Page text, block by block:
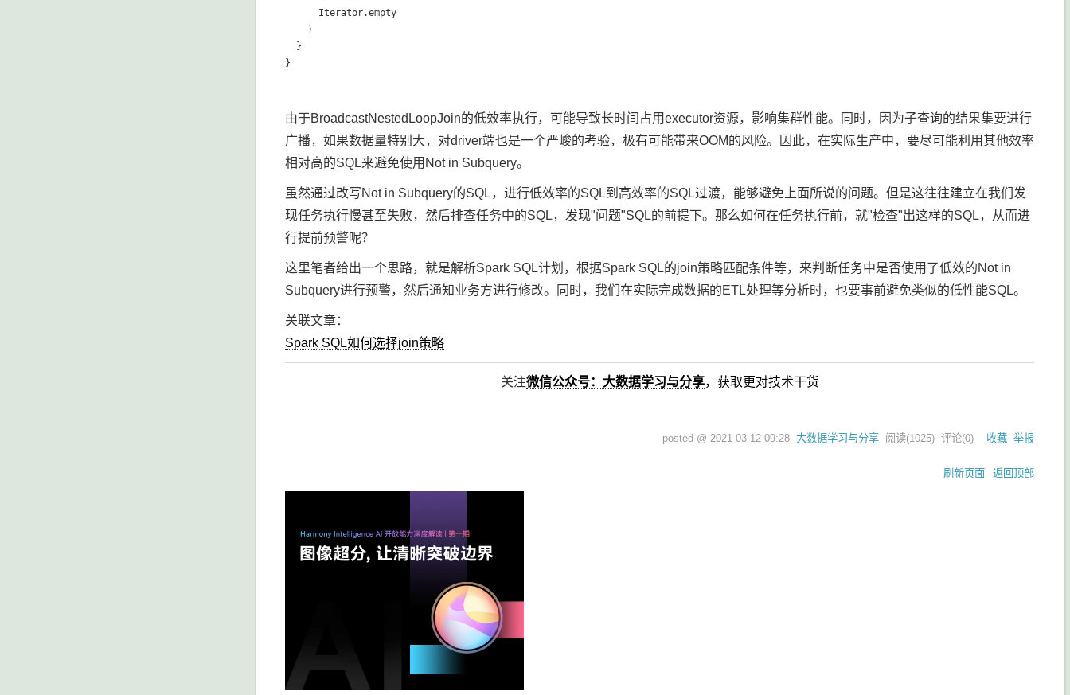
      Iterator.empty
    }
  }
由于BroadcastNestedLoopJoin的低效率执行，可能导致长时间占用executor资源，影响集群性能。同时，因为子查询的结果集要进行
广播，如果数据量特别大，对driver端也是一个严峻的考验，极有可能带来OOM的风险。因此，在实际生产中，要尽可能利用其他效率
相对高的SQL来避免使用Not in Subquery。
虽然通过改写Not in Subquery的SQL，进行低效率的SQL到高效率的SQL过渡，能够避免上面所说的问题。但是这往往建立在我们发
现任务执行慢甚至失败，然后排查任务中的SQL，发现"问题"SQL的前提下。那么如何在任务执行前，就"检查"出这样的SQL，从而进
行提前预警呢？
这里笔者给出一个思路，就是解析Spark SQL计划，根据Spark SQL的join策略匹配条件等，来判断任务中是否使用了低效的Not in
Subquery进行预警，然后通知业务方进行修改。同时，我们在实际完成数据的ETL处理等分析时，也要事前避免类似的低性能SQL。
关联文章：
Spark SQL如何选择join策略
关注微信公众号：大数据学习与分享，获取更对技术干货
posted @ 2021-03-12 09:28 大数据学习与分享 阅读(1025) 评论(0) 收藏 举报
刷新页面 返回顶部